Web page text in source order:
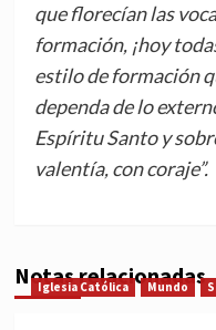
que florecían las
formación, ¡hoy
estilo de formación
dependa de lo
Espíritu Santo y
valentía, con coraje”.
Notas relacionadas
Iglesia Católica Mundo